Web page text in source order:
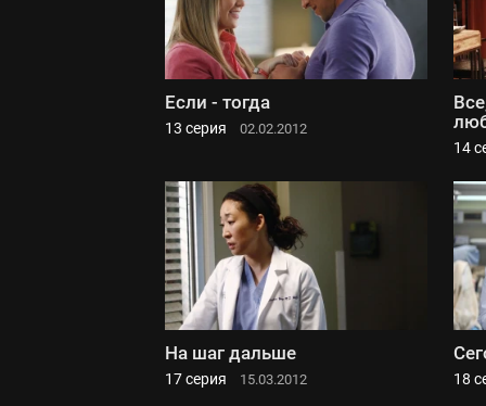
Если - тогда
13 серия 02.02.2012
14
На шаг дальше
17 серия 15.03.2012 18